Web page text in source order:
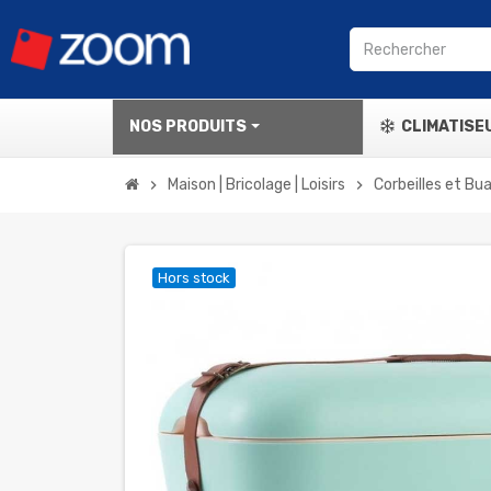
NOS PRODUITS
chevron_right Maison | Bricolage | Loisirs chevron_right Corbeilles et
Hors stock